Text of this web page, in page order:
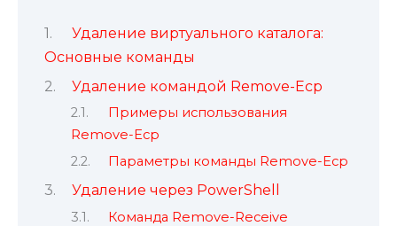
Удаление виртуального каталога:
Основные команды
Удаление командой Remove-Ecp
Примеры использования
Remove-Ecp
Параметры команды Remove-Ecp
Удаление через PowerShell
Команда Remove-Receive